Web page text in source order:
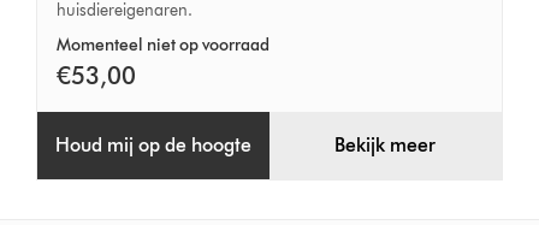
huisdiereigenaren.
Momenteel niet op voorraad
€53,00
Houd mij op de hoogte Bekijk meer